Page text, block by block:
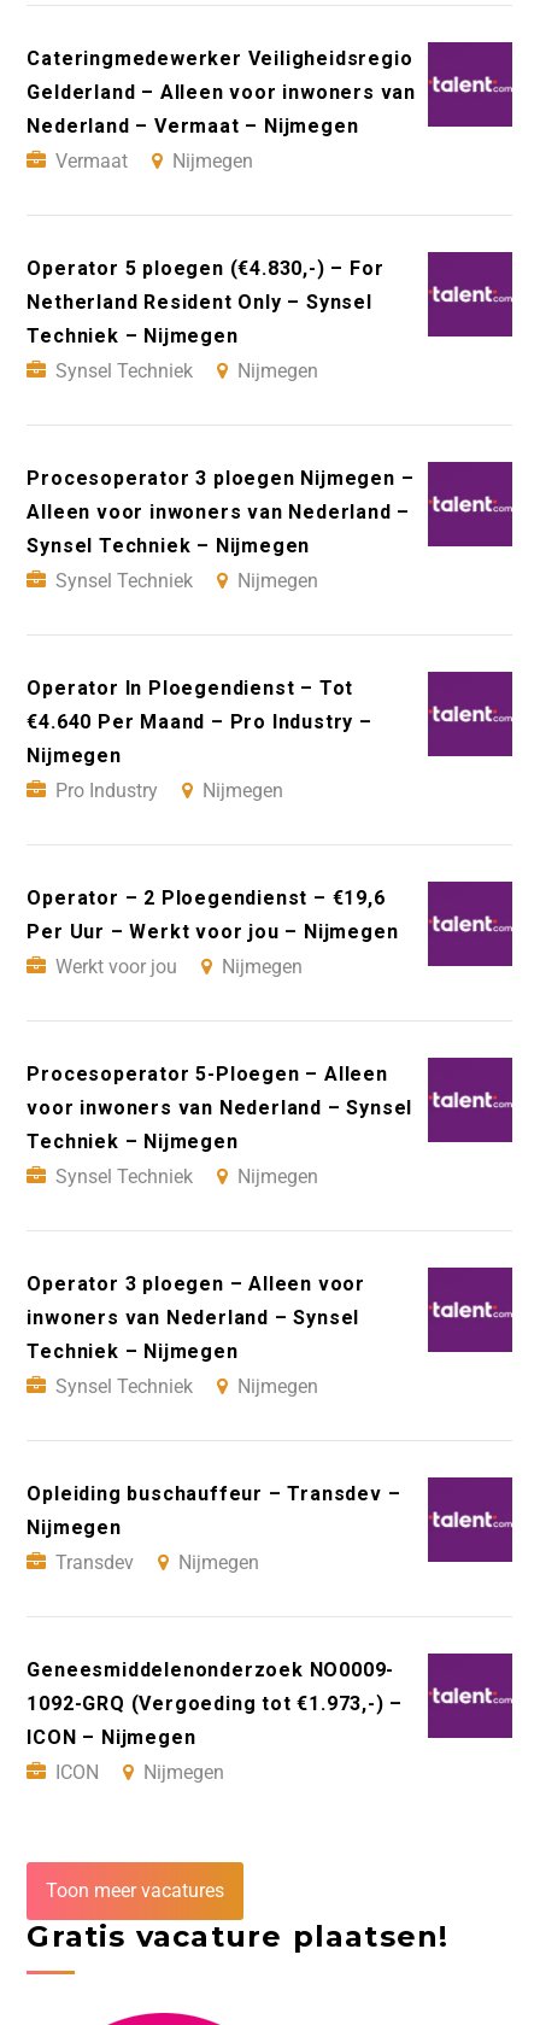
Cateringmedewerker Veiligheidsregio
Gelderland – Alleen voor inwoners van
Nederland – Vermaat – Nijmegen
Vermaat
Nijmegen
Operator 5 ploegen (€4.830,-) – For
Netherland Resident Only – Synsel
Techniek – Nijmegen
Synsel Techniek
Nijmegen
Procesoperator 3 ploegen Nijmegen –
Alleen voor inwoners van Nederland –
Synsel Techniek – Nijmegen
Synsel Techniek
Nijmegen
Operator In Ploegendienst – Tot
€4.640 Per Maand – Pro Industry –
Nijmegen
Pro Industry
Nijmegen
Operator – 2 Ploegendienst – €19,6
Per Uur – Werkt voor jou – Nijmegen
Werkt voor jou
Nijmegen
Procesoperator 5-Ploegen – Alleen
voor inwoners van Nederland – Synsel
Techniek – Nijmegen
Synsel Techniek
Nijmegen
Operator 3 ploegen – Alleen voor
inwoners van Nederland – Synsel
Techniek – Nijmegen
Synsel Techniek
Nijmegen
Opleiding buschauffeur – Transdev –
Nijmegen
Transdev
Nijmegen
Geneesmiddelenonderzoek NO0009-
1092-GRQ (Vergoeding tot €1.973,-) –
ICON – Nijmegen
ICON
Nijmegen
Toon meer vacatures
Gratis vacature plaatsen!